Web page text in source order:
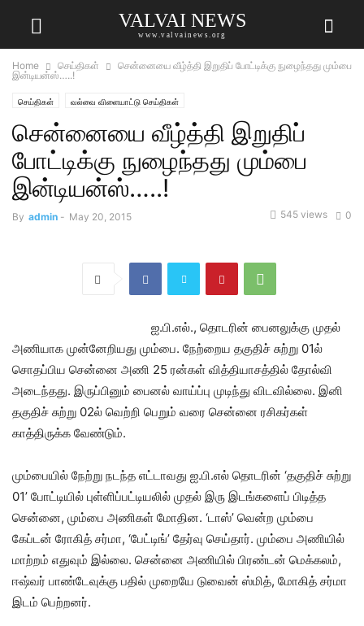
VALVAI NEWS
www.valvainews.org
Home செய்திகள்
சென்னையை வீழ்த்தி இறுதிப் போட்டிக்கு நுழைந்தது மும்பை
இன்டியன்ஸ்…..!
செய்திகள் வல்வை விளையாட்டு செய்திகள்
சென்னையை வீழ்த்தி இறுதிப்
போட்டிக்கு நுழைந்தது மும்பை
இன்டியன்ஸ்…..!
By admin - May 20, 2015 0
545 views
ஐ.பி.எல்., தொடரின் பைனலுக்கு முதல்
அணியாக முன்னேறியது மும்பை. நேற்றைய தகுதிச் சுற்று 01ல்
சொதப்பிய சென்னை அணி 25 ரன்கள் வித்தியாசத்தில் தோல்வி
அடைந்தது. இருப்பினும் பைனல் வாய்ப்பு முடிந்து விடவில்லை. இனி
தகுதிச் சுற்று 02ல் வெற்றி பெறும் வரை சென்னை ரசிகர்கள்
காத்திருக்க வேண்டும்.
மும்பையில் நேற்று நடந்த எட்டாவது ஐ.பி.எல் தொடரின் ‘தகுதிச் சுற்று
01’ போட்டியில் புள்ளிப்பட்டியலில் முதல் இரு இடங்களைப் பிடித்த
சென்னை, மும்பை அணிகள் மோதின. ‘டாஸ்’ வென்ற மும்பை
கேப்டன் ரோகித் சர்மா, ‘பேட்டிங்’ தேர்வு செய்தார். மும்பை அணியில்
மாற்றம் எதுவும் இல்லை. சென்னை அணியில் பிரண்டன் மெக்கலம்,
ஈஷ்வர் பாண்டேவுக்கு பதில் முறையே டுவைன் ஸ்மித், மோகித் சர்மா
இடம் பெற்றனர்.